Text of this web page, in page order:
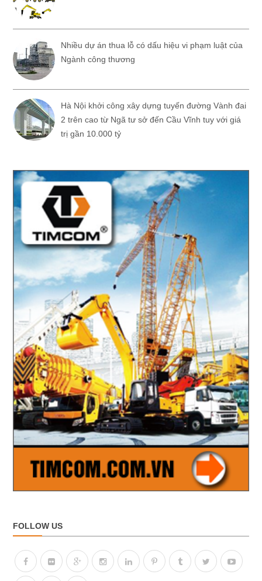
Nhiều dự án thua lỗ có dấu hiệu vi phạm luật của
Ngành công thương
Hà Nội khởi công xây dựng tuyến đường Vành đai
2 trên cao từ Ngã tư sở đến Cầu Vĩnh tuy với giá
trị gần 10.000 tỷ
FOLLOW US